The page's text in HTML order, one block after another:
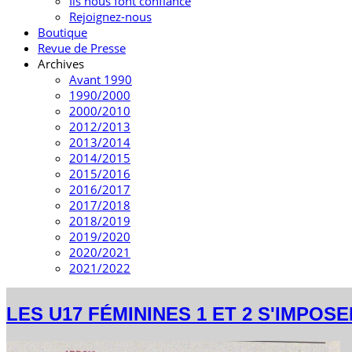
Rejoignez-nous
Boutique
Revue de Presse
Archives
Avant 1990
1990/2000
2000/2010
2012/2013
2013/2014
2014/2015
2015/2016
2016/2017
2017/2018
2018/2019
2019/2020
2020/2021
2021/2022
LES U17 FÉMININES 1 ET 2